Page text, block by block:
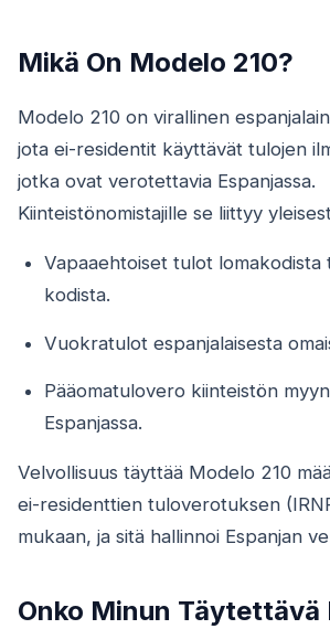
Mikä On Modelo 210?
Modelo 210 on virallinen
jota ei-residentit käyttävät tulojen
jotka ovat verotettavia Espanjassa.
Kiinteistönomistajille se liittyy
Vapaaehtoiset tulot lomakodista
kodista.
Vuokratulot espanjalaisesta
Pääomatulovero kiinteistön
Espanjassa.
Velvollisuus täyttää Modelo 210
ei-residenttien tuloverotuksen
mukaan, ja sitä hallinnoi Espanjan
Onko Minun Täytettävä